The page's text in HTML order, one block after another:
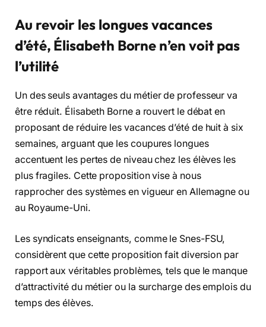
Au revoir les longues vacances
d’été, Élisabeth Borne n’en voit pas
l’utilité
Un des seuls avantages du métier de professeur va
être réduit. Élisabeth Borne a rouvert le débat en
proposant de réduire les vacances d’été de huit à six
semaines, arguant que les coupures longues
accentuent les pertes de niveau chez les élèves les
plus fragiles. Cette proposition vise à nous
rapprocher des systèmes en vigueur en Allemagne ou
au Royaume-Uni.
Les syndicats enseignants, comme le Snes-FSU,
considèrent que cette proposition fait diversion par
rapport aux véritables problèmes, tels que le manque
d’attractivité du métier ou la surcharge des emplois du
temps des élèves.